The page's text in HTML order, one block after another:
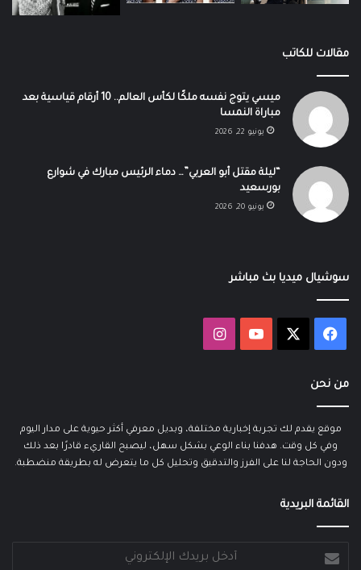
مقالات للكاتب
ميسي يتوج نفسه ملكًا لكأس العالم.. 10 أرقام قياسية بعد
مباراة النمسا
يونيو 22, 2026
“ليلة مقتل أبو العربي”… دماء الرئيس مبارك في شوارع
بورسعيد
يونيو 20, 2026
سوشيال ميديا بث مباشر
فيسبوك ‫YouTubeانستقرام
من نحن
موقع يقدم لك تجربة إخبارية مختلفة، وبديل معرفي أكثر حيوية على مدار اليوم
وفي كل وقت. هدفنا بناء الوعي بشكل سهل، ليصبح القاريء قادرًا بعد ذلك
ودون الحاجة لنا على الفرز والتدقيق وتحليل كل ما يتعرض له بطريقة منضطبة.
القائمة البريدية
بريدك